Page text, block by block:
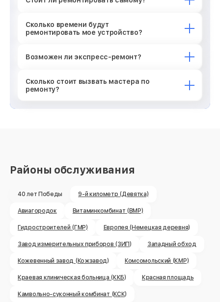
Сколько времени будут
ремонтировать мое устройство?
Возможен ли экспресс-ремонт?
Сколько стоит вызвать мастера по
ремонту?
Районы обслуживания
40 лет Победы 9-й километр (Девятка)
Авиагородок Витаминкомбинат (ВМР)
Гидростроителей (ГМР) Европея (Немецкая деревня)
Завод измерительных приборов (ЗИП) Западный обход
Кожевенный завод (Кожзавод) Комсомольский (КМР)
Краевая клиническая больница (ККБ) Красная площадь
Камвольно-суконный комбинат (КСК)